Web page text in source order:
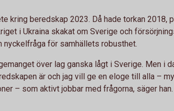
kring beredskap 2023. Då hade torkan 2018,
i Ukraina skakat om Sverige och
nyckelfråga för samhällets robusthet.
över lag ganska lågt i Sverige. Men i
är och jag vill ge en eloge till alla –
– som aktivt jobbar med frågorna, säger han.